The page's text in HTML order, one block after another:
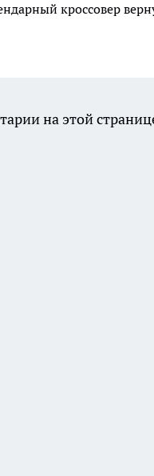
кроссовер
на этой